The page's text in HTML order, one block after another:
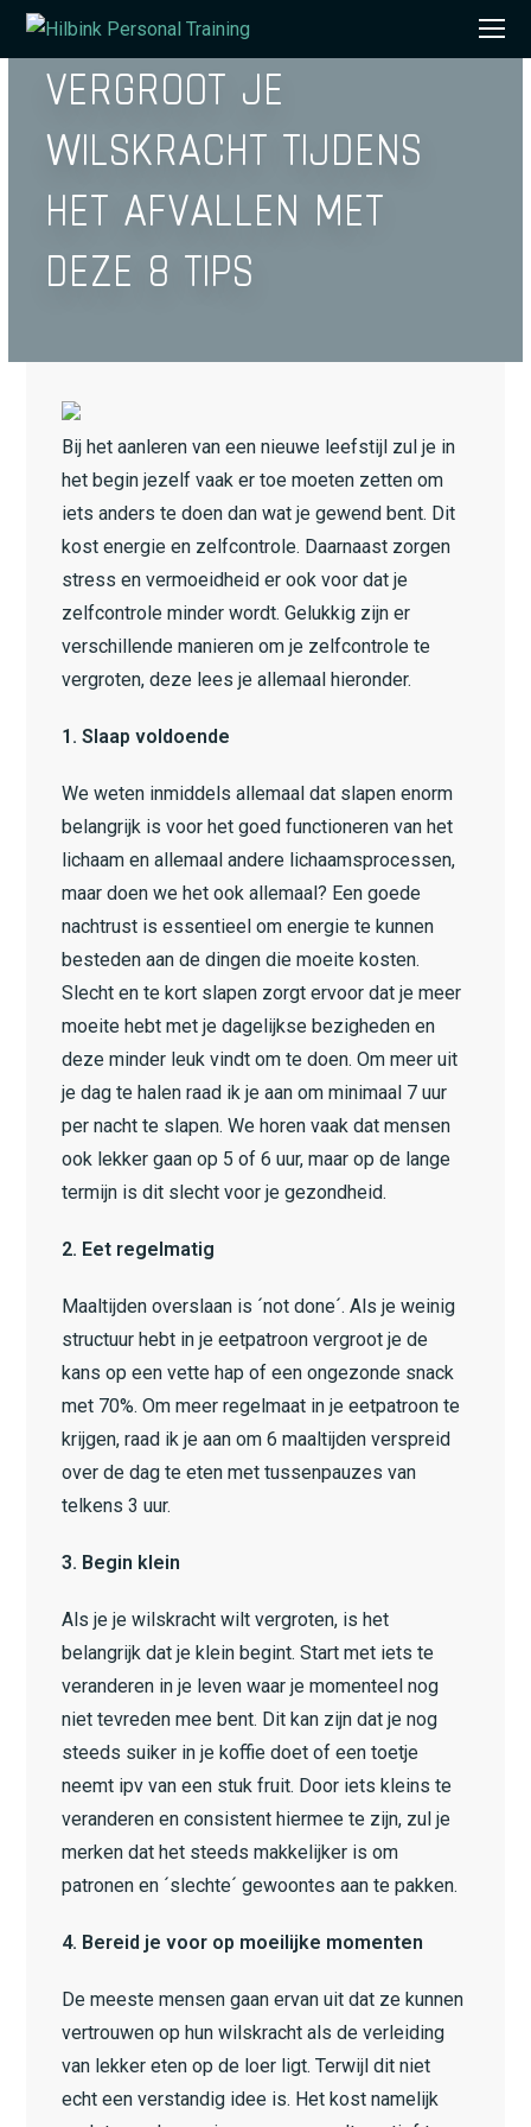
VERGROOT JE
WILSKRACHT TIJDENS
HET AFVALLEN MET
DEZE 8 TIPS
Bij het aanleren van een nieuwe leefstijl zul je in
het begin jezelf vaak er toe moeten zetten om
iets anders te doen dan wat je gewend bent. Dit
kost energie en zelfcontrole. Daarnaast zorgen
stress en vermoeidheid er ook voor dat je
zelfcontrole minder wordt. Gelukkig zijn er
verschillende manieren om je zelfcontrole te
vergroten, deze lees je allemaal hieronder.
1. Slaap voldoende
We weten inmiddels allemaal dat slapen enorm
belangrijk is voor het goed functioneren van het
lichaam en allemaal andere lichaamsprocessen,
maar doen we het ook allemaal? Een goede
nachtrust is essentieel om energie te kunnen
besteden aan de dingen die moeite kosten.
Slecht en te kort slapen zorgt ervoor dat je meer
moeite hebt met je dagelijkse bezigheden en
deze minder leuk vindt om te doen. Om meer uit
je dag te halen raad ik je aan om minimaal 7 uur
per nacht te slapen. We horen vaak dat mensen
ook lekker gaan op 5 of 6 uur, maar op de lange
termijn is dit slecht voor je gezondheid.
2. Eet regelmatig
Maaltijden overslaan is ´not done´. Als je weinig
structuur hebt in je eetpatroon vergroot je de
kans op een vette hap of een ongezonde snack
met 70%. Om meer regelmaat in je eetpatroon te
krijgen, raad ik je aan om 6 maaltijden verspreid
over de dag te eten met tussenpauzes van
telkens 3 uur.
3. Begin klein
Als je je wilskracht wilt vergroten, is het
belangrijk dat je klein begint. Start met iets te
veranderen in je leven waar je momenteel nog
niet tevreden mee bent. Dit kan zijn dat je nog
steeds suiker in je koffie doet of een toetje
neemt ipv van een stuk fruit. Door iets kleins te
veranderen en consistent hiermee te zijn, zul je
merken dat het steeds makkelijker is om
patronen en ´slechte´ gewoontes aan te pakken.
4. Bereid je voor op moeilijke momenten
De meeste mensen gaan ervan uit dat ze kunnen
vertrouwen op hun wilskracht als de verleiding
van lekker eten op de loer ligt. Terwijl dit niet
echt een verstandig idee is. Het kost namelijk